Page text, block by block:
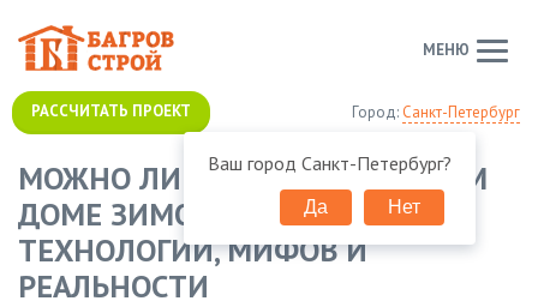
Город: Санкт-Петербург
Ваш город Санкт-Петербург?
Да Нет
РАССЧИТАТЬ ПРОЕКТ
МЕНЮ
МОЖНО ЛИ ЖИТЬ В КАРКАСНОМ
ДОМЕ ЗИМОЙ: РАЗБОР
ТЕХНОЛОГИЙ, МИФОВ И
РЕАЛЬНОСТИ